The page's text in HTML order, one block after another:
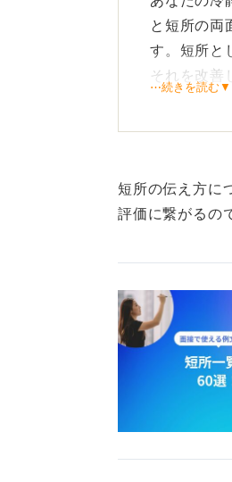
と短所の両
す。短所と
それを改善
そのため
示すこと
一方で、冷
冷静さは
析力、落
このような
⋯続きを読む▼
短所の伝え方に
評価に繋がるの